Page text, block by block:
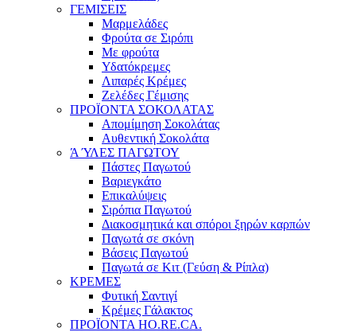
ΓΕΜΙΣΕΙΣ
Μαρμελάδες
Φρούτα σε Σιρόπι
Με φρούτα
Υδατόκρεμες
Λιπαρές Κρέμες
Ζελέδες Γέμισης
ΠΡΟΪΟΝΤΑ ΣΟΚΟΛΑΤΑΣ
Απομίμηση Σοκολάτας
Αυθεντική Σοκολάτα
Ά ΎΛΕΣ ΠΑΓΩΤΟΥ
Πάστες Παγωτού
Βαριεγκάτο
Επικαλύψεις
Σιρόπια Παγωτού
Διακοσμητικά και σπόροι ξηρών καρπών
Παγωτά σε σκόνη
Βάσεις Παγωτού
Παγωτά σε Κιτ (Γεύση & Ρίπλα)
ΚΡΕΜΕΣ
Φυτική Σαντιγί
Κρέμες Γάλακτος
ΠΡΟΪΟΝΤΑ HO.RE.CA.